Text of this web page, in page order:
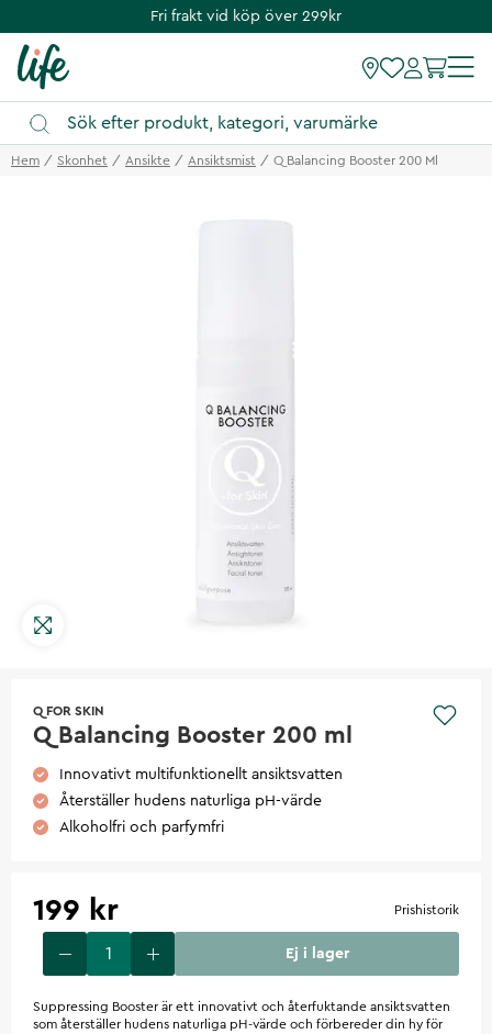
Fri frakt vid köp över 299kr
Hem Skonhet Ansikte Ansiktsmist Q Balancing Booster 200 Ml
Q FOR SKIN
Q Balancing Booster 200 ml
Innovativt multifunktionellt ansiktsvatten
Återställer hudens naturliga pH-värde
Alkoholfri och parfymfri
199 kr Prishistorik
Ej i lager
Suppressing Booster är ett innovativt och återfuktande ansiktsvatten
som återställer hudens naturliga pH-värde och förbereder din hy för